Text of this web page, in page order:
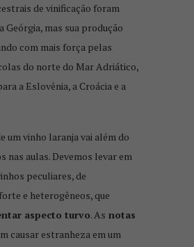
de vinificação foram
Geórgia, mas sua produção
com mais força pelas
do norte do Mar Adriático,
a Eslovênia, a Croácia e a
um vinho laranja vai além do
nas aulas. Devemos levar em
peculiares, de
e heterogêneos, que
aspecto turvo. As notas
causar estranheza em um